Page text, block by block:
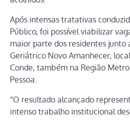
Após intensas tratativas
Público, foi possível viabilizar
maior parte dos residentes junto
Geriátrico Novo Amanhecer,
Conde, também na Região
Pessoa.
“O resultado alcançado
intenso trabalho institucional